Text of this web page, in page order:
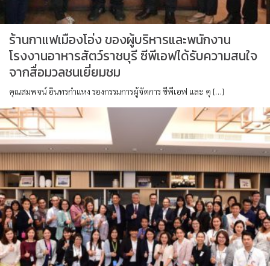
ร้านกาแฟเมืองโอ่ง ของผู้บริหารและพนักงาน
โรงงานอาหารสัตว์ราชบุรี ซีพีเอฟได้รับความสนใจ
จากสื่อมวลชนเยี่ยมชม
คุณสมพจน์ อินทรกำแหง รองกรรมการผู้จัดการ ซีพีเอฟ และ คุ […]